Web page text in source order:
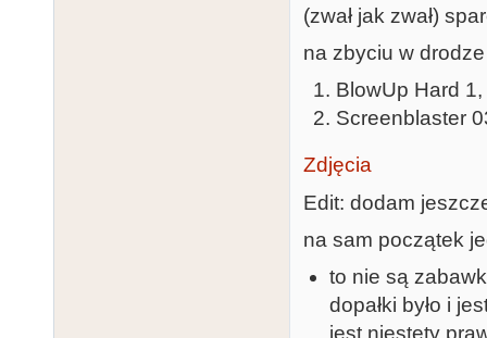
(zwał jak zwał)
na zbyciu w
BlowUp Hard
Zdjęcia
Edit: dodam
na sam początek
to nie są
dopałki było i